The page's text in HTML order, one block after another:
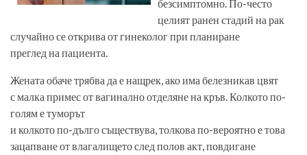
безсимптомно. По-често
целият ранен стадий на рак
случайно се открива от гинеколог при планиране
преглед на пациента.
Жената обаче трябва да е нащрек, ако има белезникав цвят
с малка примес от вагинално отделяне на кръв. Колкото по-
голям е туморът
и колкото по-дълго съществува, толкова по-вероятно е това
зацапване от влагалището след полов акт, повдигане